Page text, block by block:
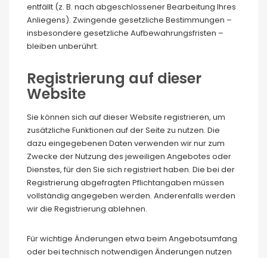
entfällt (z. B. nach abgeschlossener Bearbeitung Ihres
Anliegens). Zwingende gesetzliche Bestimmungen –
insbesondere gesetzliche Aufbewahrungsfristen –
bleiben unberührt.
Registrierung auf dieser
Website
Sie können sich auf dieser Website registrieren, um
zusätzliche Funktionen auf der Seite zu nutzen. Die
dazu eingegebenen Daten verwenden wir nur zum
Zwecke der Nutzung des jeweiligen Angebotes oder
Dienstes, für den Sie sich registriert haben. Die bei der
Registrierung abgefragten Pflichtangaben müssen
vollständig angegeben werden. Anderenfalls werden
wir die Registrierung ablehnen.
Für wichtige Änderungen etwa beim Angebotsumfang
oder bei technisch notwendigen Änderungen nutzen